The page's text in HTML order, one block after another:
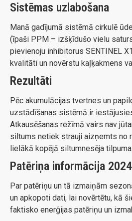
Sistēmas uzlabošana
Manā gadījumā sistēmā cirkulē
(īpaši PPM – izšķīdušo vielu
pievienoju inhibitorus SENTINEL
kvalitāti un novērstu kaļķakmens
Rezultāti
Pēc akumulācijas tvertnes un
uzstādīšanas sistēmā ir
Atkausēšanas režīmā vairs nav
siltums netiek strauji aizņemts no
lielākā kopējā siltumnesēja tilpuma.
Patēriņa informācija
Par patēriņu un tā izmaiņām
un apkopoti dati, lai novērtētu, kā
faktisko enerģijas patēriņu un